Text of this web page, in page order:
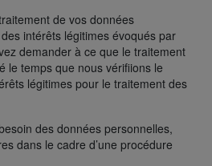
de vos données
intérêts légitimes évoqués par
demander à ce que le traitement
le temps que nous vérifiions le
légitimes pour le traitement des
des données personnelles,
dans le cadre d’une procédure